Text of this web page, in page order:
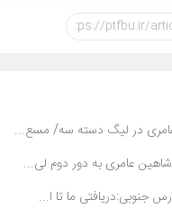
عامری در لیگ دسته سه/ مسع...
عامری به دور دوم لی...
جنوبی:دریافتی ما تا ا...